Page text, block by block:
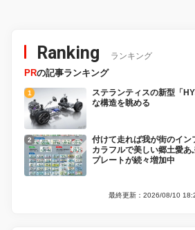
Ranking ランキング
PRの記事ランキング
ステランティスの新型「
な構造を眺める
付けて走れば我が街のイン
カラフルで美しい郷土愛
プレートが続々増加中
最終更新：2026/08/10